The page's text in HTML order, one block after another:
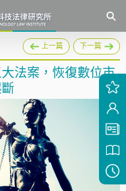
上一篇 下一篇
法案，恢復數位市